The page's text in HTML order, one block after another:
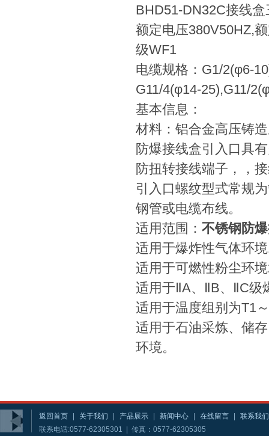
BHD51-DN32C接线
额定电压380V50HZ,
级WF1
电缆规格：G1/2(φ6-
G11/4(φ14-25),G11/
基本信息：
材料：铝合金高压铸
防爆接线盒引入口具
防扭转接线端子，，
引入口螺纹型式常规
钢管或电缆布线。
适用范围： 不锈钢防
适用于爆炸性气体环
适用于可燃性粉尘环
适用于ⅡA、ⅡB、ⅡC级
适用于温度组别为T1
适用于石油采炼、储
环境。
返回首页 关于我们 产品展示 新闻中心 在线留言
联系我们
联系电话:0577-62305301 | 传真：0577-62305305